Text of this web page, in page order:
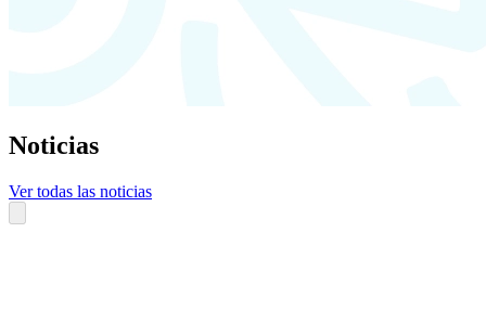
Noticias
Ver todas las noticias